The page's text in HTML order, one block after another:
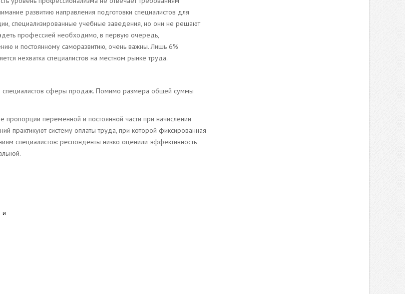
развитию направления подготовки специалистов для
специализированные учебные заведения, но они не решают
профессией необходимо, в первую очередь,
и постоянному саморазвитию, очень важны. Лишь 6%
нехватка специалистов на местном рынке труда.
специалистов сферы продаж. Помимо размера общей суммы
переменной и постоянной части при начислении
практикуют систему оплаты труда, при которой фиксированная
специалистов: респонденты низко оценили эффективность